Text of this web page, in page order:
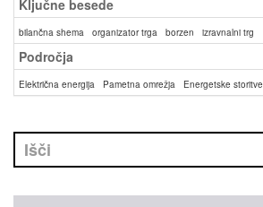
Ključne besede
bilančna shema organizator trga borzen izravnalni trg
Področja
Električna energija Pametna omrežja Energetske storitve